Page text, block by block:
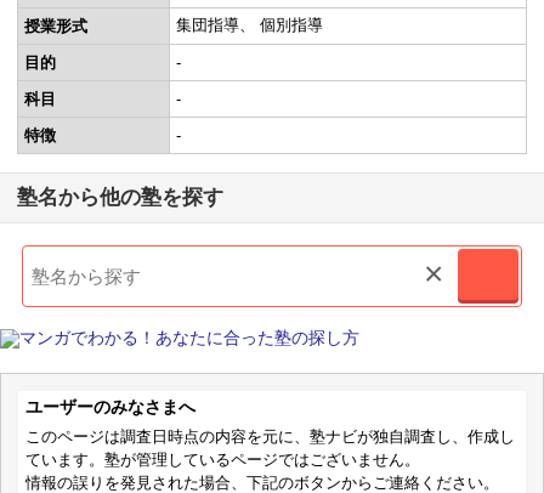
授業形式 集団指導 個別指導
目的
-
科目
-
特徴
-
塾名から他の塾を探す
×
ユーザーのみなさまへ
このページは調査日時点の内容を元に、塾ナビが独自調査し、作成し
ています。塾が管理しているページではございません。
情報の誤りを発見された場合、下記のボタンからご連絡ください。